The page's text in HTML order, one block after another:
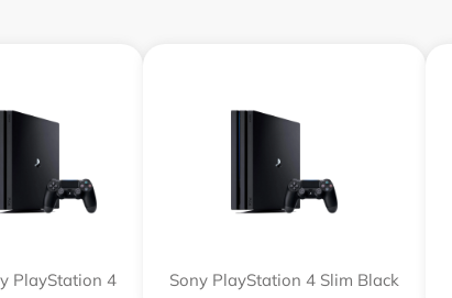
PlayStation 4 Sony PlayStation 4 Slim Black